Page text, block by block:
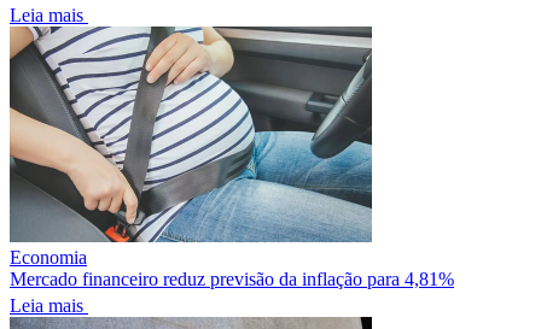
Leia mais
Economia
Mercado financeiro reduz previsão da inflação para 4,81%
Leia mais